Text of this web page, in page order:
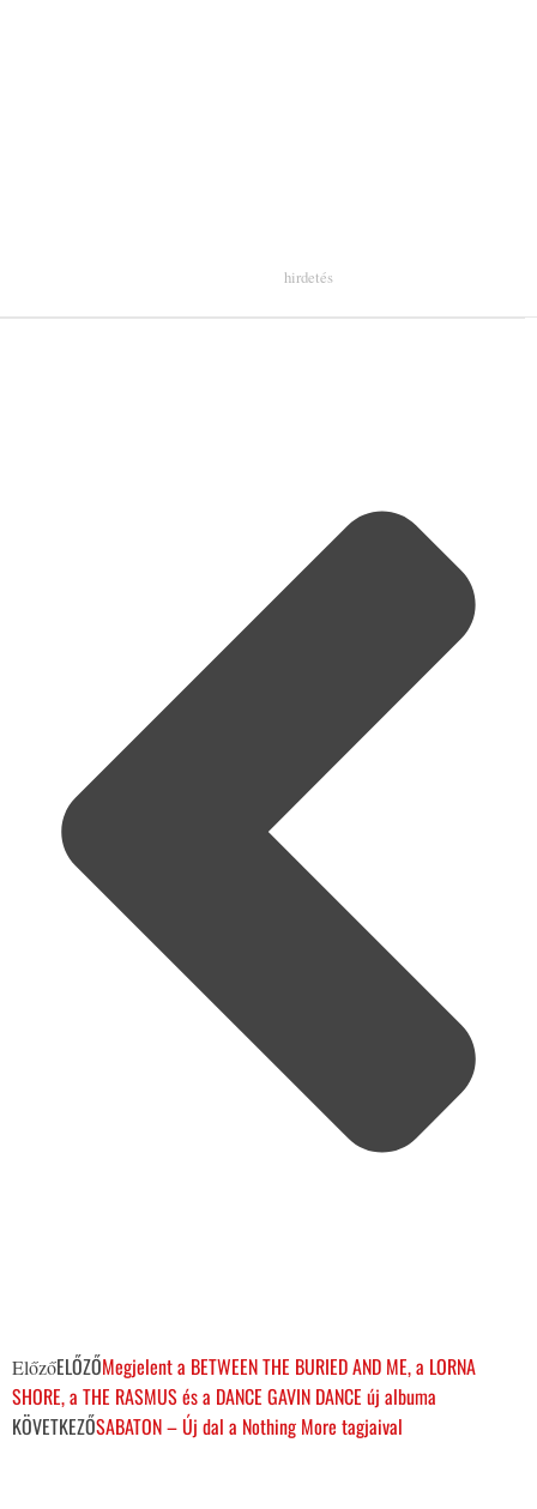
ElőzőELŐZŐMegjelent a BETWEEN THE BURIED AND ME, a LORNA
SHORE, a THE RASMUS és a DANCE GAVIN DANCE új albuma
KÖVETKEZŐSABATON – Új dal a Nothing More tagjaival